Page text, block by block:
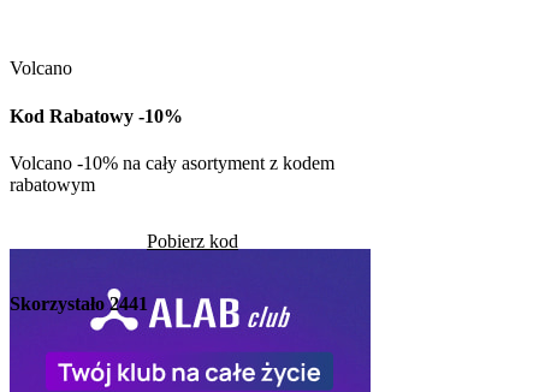
Volcano
Kod Rabatowy -10%
Volcano -10% na cały asortyment z kodem
rabatowym
Pobierz kod
Skorzystało2441